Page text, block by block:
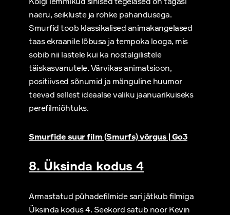
naeru, seikluste ja rohke pahandusega.
Smurfid toob klassikalised animakangelased
taas ekraanile lõbusa ja tempoka looga, mis
sobib nii lastele kui ka nostalgilistele
täiskasvanutele. Värvikas animatsioon,
positiivsed sõnumid ja mänguline huumor
teevad sellest ideaalse valiku jaanuarikuiseks
perefilmiõhtuks.
Smurfide suur film (Smurfs) võrgus | Go3
8. Üksinda kodus 4
Armastatud pühadefilmide sari jätkub filmiga
Üksinda kodus 4. Seekord satub noor Kevin